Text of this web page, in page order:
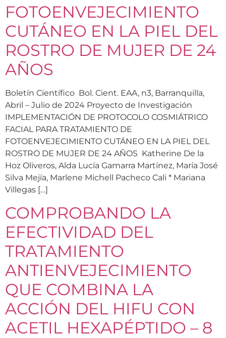
FOTOENVEJECIMIENTO
CUTÁNEO EN LA PIEL DEL
ROSTRO DE MUJER DE 24
AÑOS
Boletín Científico Bol. Cient. EAA, n3, Barranquilla,
Abril – Julio de 2024 Proyecto de Investigación
IMPLEMENTACIÓN DE PROTOCOLO COSMIÁTRICO
FACIAL PARA TRATAMIENTO DE
FOTOENVEJECIMIENTO CUTÁNEO EN LA PIEL DEL
ROSTRO DE MUJER DE 24 AÑOS Katherine De la
Hoz Oliveros, Alda Lucía Gamarra Martínez, María José
Silva Mejía, Marlene Michell Pacheco Cali * Mariana
Villegas […]
COMPROBANDO LA
EFECTIVIDAD DEL
TRATAMIENTO
ANTIENVEJECIMIENTO
QUE COMBINA LA
ACCIÓN DEL HIFU CON
ACETIL HEXAPÉPTIDO – 8